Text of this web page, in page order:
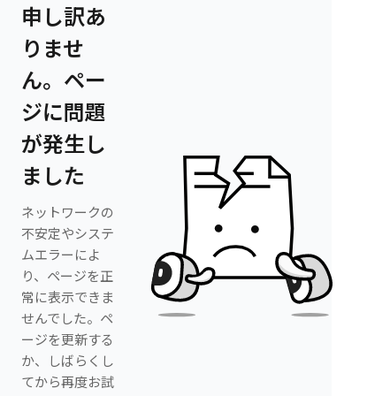
申し訳あ
りませ
ん。ペー
ジに問題
が発生し
ました
ネットワークの
不安定やシステ
ムエラーによ
り、ページを正
常に表示できま
せんでした。ペ
ージを更新する
か、しばらくし
てから再度お試